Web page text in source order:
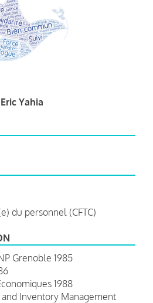
Eric Yahia
du personnel (CFTC)
Grenoble 1985
1988
Inventory Management